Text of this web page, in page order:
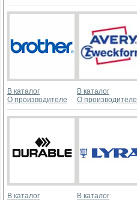
В каталог
О производителе
В каталог
О производителе
В каталог
В каталог